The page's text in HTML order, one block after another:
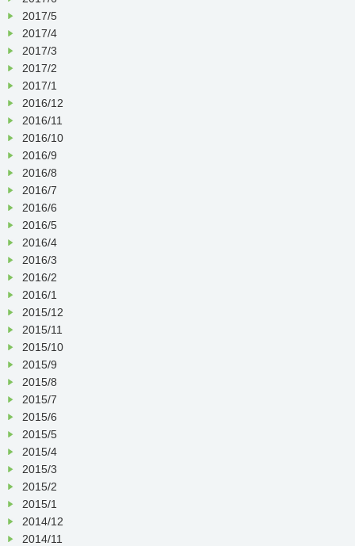
2017/5
2017/4
2017/3
2017/2
2017/1
2016/12
2016/11
2016/10
2016/9
2016/8
2016/7
2016/6
2016/5
2016/4
2016/3
2016/2
2016/1
2015/12
2015/11
2015/10
2015/9
2015/8
2015/7
2015/6
2015/5
2015/4
2015/3
2015/2
2015/1
2014/12
2014/11